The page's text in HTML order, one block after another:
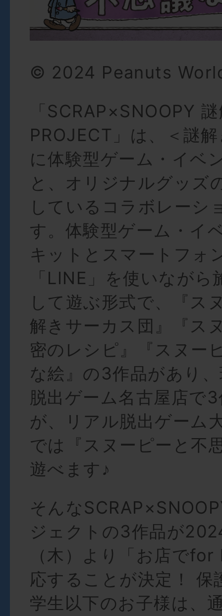
© 2024 Peanuts
「SCRAP×SNOOPY
PROJECT」は、＜謎
に体験型ゲーム・イベ
と、オリジナルグッズ
しているコラボレーシ
す。体験型ゲーム・イ
キットとスマートフォ
「LINE」を使いながら
して遊ぶ形式で、『ス
解きサーカス団』『ス
密のレシピ』『スヌー
な絵』の3作品があり
脱出ゲーム名古屋店で
が、リアル脱出ゲーム
では『スヌーピーと不
遊べます♪
そんな
ジェクトの3作品が
（木）より「お店で
応することが決定！ 保
学生以下のお子様は、